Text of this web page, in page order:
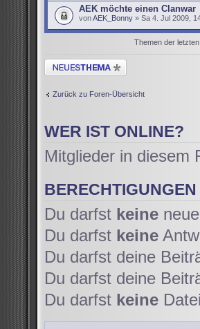
AEK möchte einen Clanwar
vonAEK_Bonny » Sa 4. Jul 2009,
Themen der
Neues Thema erstellen
Zurück zu Foren-Übersicht
WER IST ONLINE?
Mitglieder in diesem
Du darfst keine
Du darfst keine
Du darfst deine
Du darfst deine
Du darfst keine